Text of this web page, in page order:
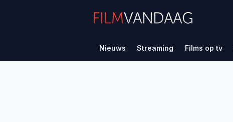
Nieuws Streaming Films op tv